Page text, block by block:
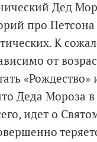
Дед
про
К
от
Деда
идет о